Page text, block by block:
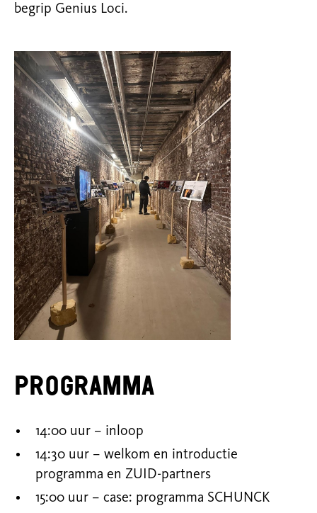
begrip Genius Loci.
Programma
14:00 uur – inloop
14:30 uur – welkom en introductie
programma en ZUID-partners
15:00 uur – case: programma SCHUNCK